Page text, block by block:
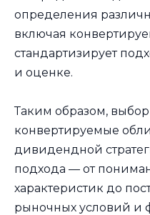
определения
включая
стандартизирует
и оценке.
Таким образом,
конвертируемые
дивидендной
подхода — от
характеристик до
рыночных условий и